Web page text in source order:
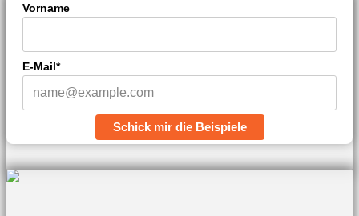
Vorname
E-Mail*
Schick mir die Beispiele